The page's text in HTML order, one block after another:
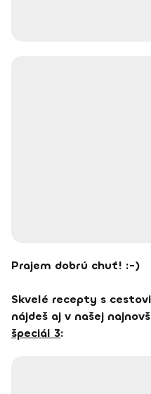
Prajem dobrú chuť! :-)
Skvelé recepty s
nájdeš aj v našej
špeciál 3: